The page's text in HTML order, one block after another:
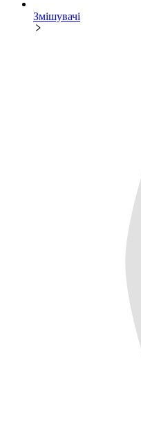
Змішувачі